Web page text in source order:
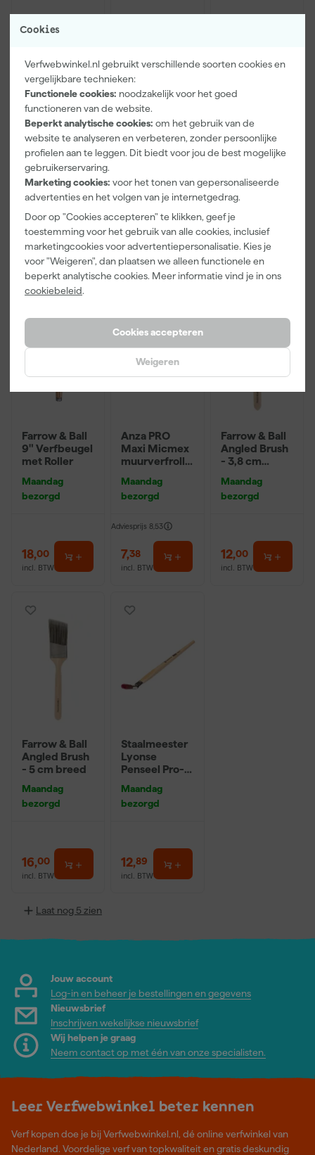
Cookies
Verfwebwinkel.nl gebruikt verschillende soorten cookies en
vergelijkbare technieken:
Functionele cookies: noodzakelijk voor het goed
functioneren van de website.
Beperkt analytische cookies: om het gebruik van de
website te analyseren en verbeteren, zonder persoonlijke
profielen aan te leggen. Dit biedt voor jou de best mogelijke
gebruikerservaring.
Marketing cookies: voor het tonen van gepersonaliseerde
advertenties en het volgen van je internetgedrag.
Door op "Cookies accepteren" te klikken, geef je
toestemming voor het gebruik van alle cookies, inclusief
marketingcookies voor advertentiepersonalisatie. Kies je
voor "Weigeren", dan plaatsen we alleen functionele en
beperkt analytische cookies. Meer informatie vind je in ons
cookiebeleid.
Cookies accepteren
Weigeren
Paintura
Lucamax
Washi tape -
50mx24mm
Maandag
bezorgd
Adviesprijs 6,00
3,99
incl. BTW
Farrow & Ball
F&B
Kleurenwaaie
bezorgd
22,00
incl. BTW
Klingspor
Schuurblok
100X70X25m
P220
bezorgd
1,39
incl. BTW
Farrow & Ball
9" Verfbeugel
met Roller
Maandag
bezorgd
18,00
incl. BTW
Anza PRO
Maxi Micmex
muurverfrolle
Maandag
bezorgd
Adviesprijs 8,53
7,38
incl. BTW
Farrow & Ball
Angled Brush
- 3,8 cm
Maandag
bezorgd
12,00
incl. BTW
Farrow & Ball
Angled Brush
- 5 cm breed
Maandag
bezorgd
16,00
incl. BTW
Staalmeester
Lyonse
Penseel Pro-
16
Maandag
bezorgd
12,89
incl. BTW
Laat nog 5 zien
Jouw account
Log-in en beheer je bestellingen en gegevens
Nieuwsbrief
Inschrijven wekelijkse nieuwsbrief
Wij helpen je graag
Neem contact op met één van onze specialisten.
Leer Verfwebwinkel beter kennen
Verf kopen doe je bij Verfwebwinkel.nl, dé online verfwinkel van
Nederland. Voordelige verf van topkwaliteit en gratis deskundig